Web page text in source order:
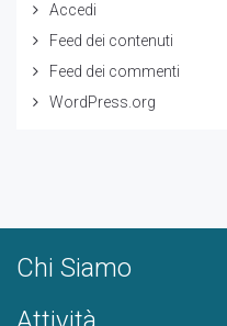
Accedi
Feed dei contenuti
Feed dei commenti
WordPress.org
Chi Siamo